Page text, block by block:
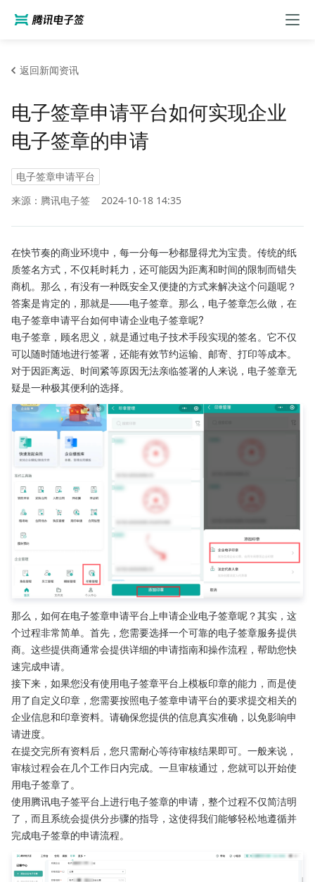
返回新闻资讯
电子签章申请平台如何实现企业
电子签章的申请
电子签章申请平台
来源：腾讯电子签
2024-10-18 14:35
在快节奏的商业环境中，每一分每一秒都显得尤为宝贵。传统的纸
质签名方式，不仅耗时耗力，还可能因为距离和时间的限制而错失
商机。那么，有没有一种既安全又便捷的方式来解决这个问题呢？
答案是肯定的，那就是——电子签章。那么，电子签章怎么做，在
电子签章申请平台如何申请企业电子签章呢?
电子签章，顾名思义，就是通过电子技术手段实现的签名。它不仅
可以随时随地进行签署，还能有效节约运输、邮寄、打印等成本。
对于因距离远、时间紧等原因无法亲临签署的人来说，电子签章无
疑是一种极其便利的选择。
那么，如何在电子签章申请平台上申请企业电子签章呢？其实，这
个过程非常简单。首先，您需要选择一个可靠的电子签章服务提供
商。这些提供商通常会提供详细的申请指南和操作流程，帮助您快
速完成申请。
接下来，如果您没有使用电子签章平台上模板印章的能力，而是使
用了自定义印章，您需要按照电子签章申请平台的要求提交相关的
企业信息和印章资料。请确保您提供的信息真实准确，以免影响申
请进度。
在提交完所有资料后，您只需耐心等待审核结果即可。一般来说，
审核过程会在几个工作日内完成。一旦审核通过，您就可以开始使
用电子签章了。
使用腾讯电子签平台上进行电子签章的申请，整个过程不仅简洁明
了，而且系统会提供分步骤的指导，这使得我们能够轻松地遵循并
完成电子签章的申请流程。